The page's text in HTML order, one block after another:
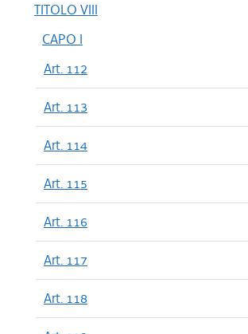
TITOLO VIII
CAPO I
Art. 112
Art. 113
Art. 114
Art. 115
Art. 116
Art. 117
Art. 118